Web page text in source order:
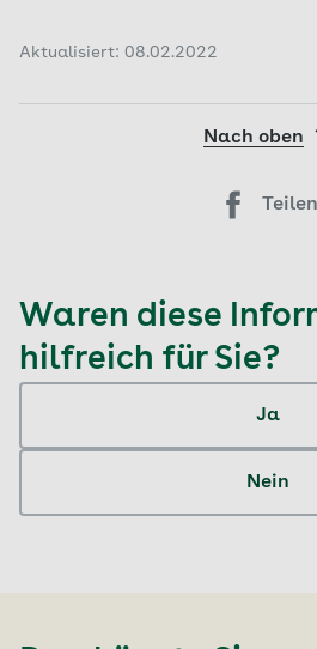
Aktualisiert: 08.02.2022
Nach oben
Teilen
Waren diese
hilfreich für Sie?
Ja
Nein